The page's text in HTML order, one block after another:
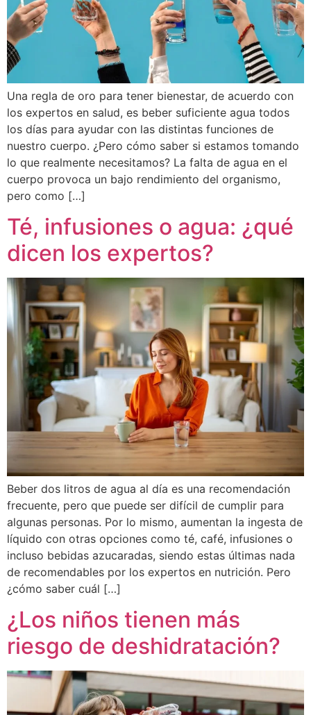
Una regla de oro para tener bienestar, de acuerdo con
los expertos en salud, es beber suficiente agua todos
los días para ayudar con las distintas funciones de
nuestro cuerpo. ¿Pero cómo saber si estamos tomando
lo que realmente necesitamos? La falta de agua en el
cuerpo provoca un bajo rendimiento del organismo,
pero como […]
Té, infusiones o agua: ¿qué
dicen los expertos?
Beber dos litros de agua al día es una recomendación
frecuente, pero que puede ser difícil de cumplir para
algunas personas. Por lo mismo, aumentan la ingesta de
líquido con otras opciones como té, café, infusiones o
incluso bebidas azucaradas, siendo estas últimas nada
de recomendables por los expertos en nutrición. Pero
¿cómo saber cuál […]
¿Los niños tienen más
riesgo de deshidratación?